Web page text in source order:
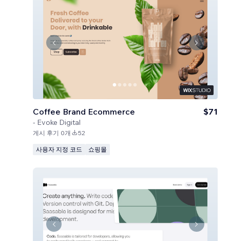
Coffee Brand Ecommerce
- Evoke Digital
$71
게시 후기 0개 52
사용자 지정 코드 쇼핑몰